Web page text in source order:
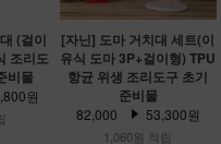
(걸이
조리도
비물
원
[자닌] 도마 거치대 세트(이
유식 도마 3P+걸이형) TPU
항균 위생 조리도구 초기
준비물
82,000 53,300원
1,060원 적립